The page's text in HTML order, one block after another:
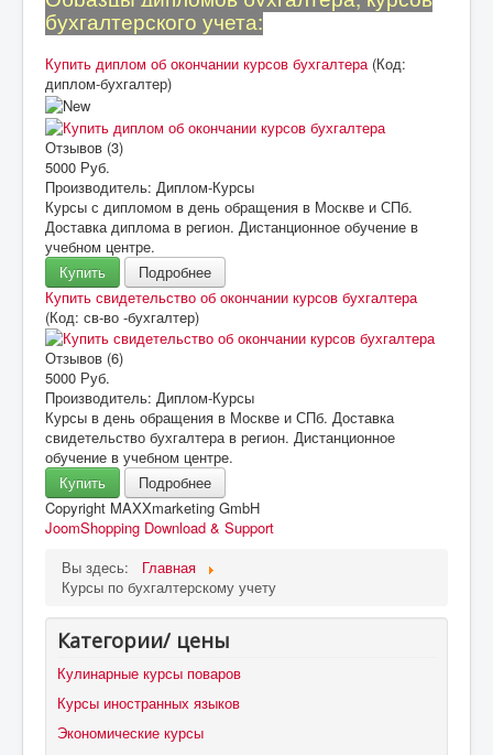
бухгалтерского учета:
Купить диплом об окончании курсов бухгалтера (Код:
диплом-бухгалтер)
Отзывов (3)
5000 Руб.
Производитель: Диплом-Курсы
Курсы с дипломом в день обращения в Москве и СПб.
Доставка диплома в регион. Дистанционное обучение в
учебном центре.
Купить
Подробнее
Купить свидетельство об окончании курсов бухгалтера
(Код: св-во -бухгалтер)
Отзывов (6)
5000 Руб.
Производитель: Диплом-Курсы
Курсы в день обращения в Москве и СПб. Доставка
свидетельство бухгалтера в регион. Дистанционное
обучение в учебном центре.
Купить
Подробнее
Copyright MAXXmarketing GmbH
JoomShopping Download & Support
Вы здесь:
Главная
Курсы по бухгалтерскому учету
Категории/ цены
Кулинарные курсы поваров
Курсы иностранных языков
Экономические курсы